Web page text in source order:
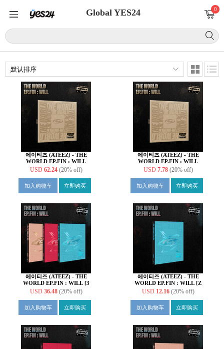
Global YES24 0
에이티즈 (ATEEZ) - THE
WORLD EP.FIN : WILL
[Digipak VER.][8종 SET]
USD 62.24 (20% off)
加入购物车 立即购买
에이티즈 (ATEEZ) - THE
WORLD EP.FIN : WILL
[Digipak VER.][8종 중 1종
랜덤발송]
USD 7.78 (20% off)
加入购物车 立即购买
에이티즈 (ATEEZ) - THE
WORLD EP.FIN : WILL [3
종 SET]
USD 36.48 (20% off)
加入购物车 立即购买
에이티즈 (ATEEZ) - THE
WORLD EP.FIN : WILL [Z
VER.]
USD 12.16 (20% off)
加入购物车 立即购买